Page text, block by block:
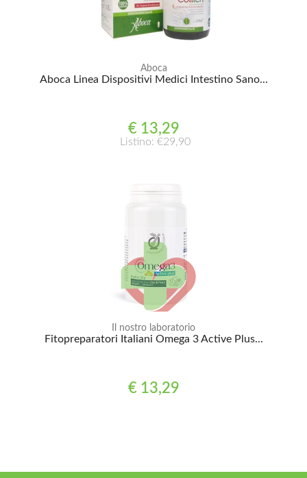
Aboca
Aboca Linea Dispositivi Medici Intestino Sano...
€ 13,29
Listino: €29,90
Il nostro laboratorio
Fitopreparatori Italiani Omega 3 Active Plus...
€ 13,29